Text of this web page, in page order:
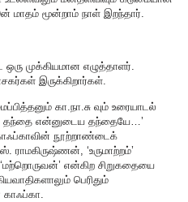
மாதம் மூன்றாம் நாள் இறந்தார்.
முக்கியமான எழுத்தாளர்.
இருக்கிறார்கள்.
கா.நா.சு வும் உரையாடல்
தந்தை என்னுடைய தந்தையே…’
நூற்றாண்டைக்
‘உருமாற்றம்’
என்கிற சிறுகதையை
பெரிதும்